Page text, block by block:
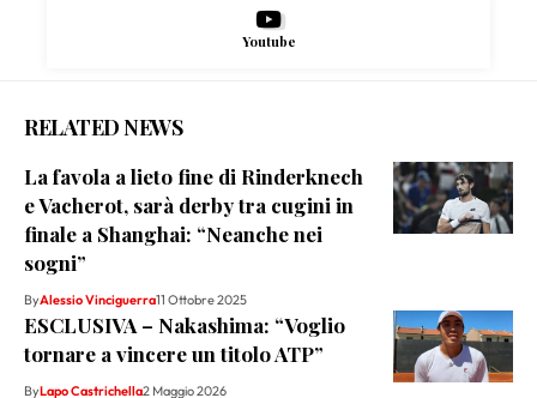
Youtube
RELATED NEWS
La favola a lieto fine di Rinderknech
e Vacherot, sarà derby tra cugini in
finale a Shanghai: “Neanche nei
sogni”
ByAlessio Vinciguerra11 Ottobre 2025
ESCLUSIVA – Nakashima: “Voglio
tornare a vincere un titolo ATP”
ByLapo Castrichella2 Maggio 2026